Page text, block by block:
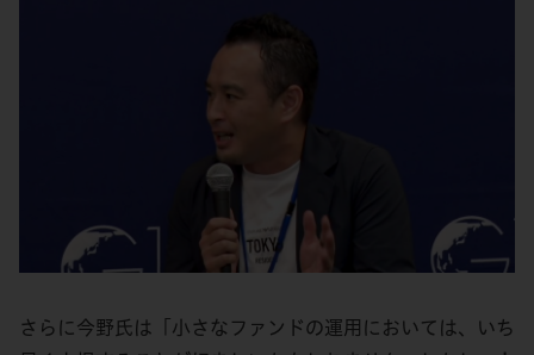
さらに今野氏は「小さなファンドの運用においては、いち